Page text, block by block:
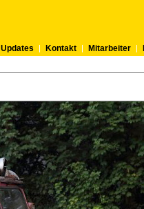
Updates Kontakt Mitarbeiter